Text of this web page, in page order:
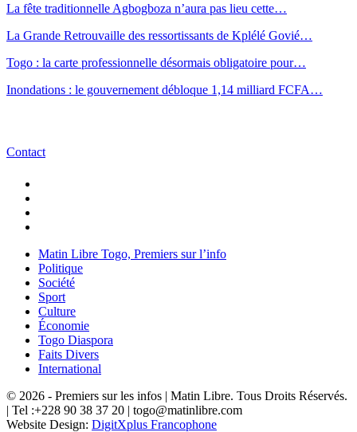
La fête traditionnelle Agbogboza n’aura pas lieu cette…
La Grande Retrouvaille des ressortissants de Kplélé Govié…
Togo : la carte professionnelle désormais obligatoire pour…
Inondations : le gouvernement débloque 1,14 milliard FCFA…
Contact
Matin Libre Togo, Premiers sur l’info
Politique
Société
Sport
Culture
Économie
Togo Diaspora
Faits Divers
International
© 2026 - Premiers sur les infos | Matin Libre. Tous Droits Réservés.
| Tel :+228 90 38 37 20 | togo@matinlibre.com
Website Design: DigitXplus Francophone